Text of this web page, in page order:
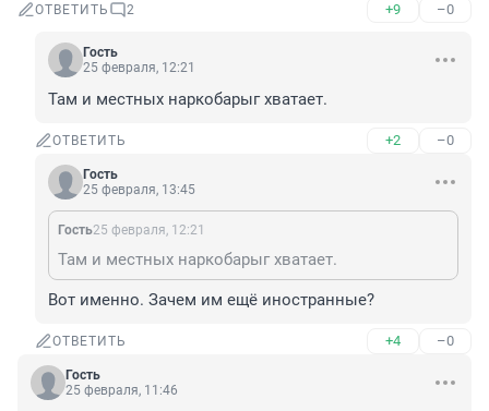
ОТВЕТИТЬ 2 +9 –0
Гость
25 февраля, 12:21
Там и местных наркобарыг хватает.
ОТВЕТИТЬ +2 –0
Гость
25 февраля, 13:45
Гость25 февраля, 12:21
Там и местных наркобарыг хватает.
Вот именно. Зачем им ещё иностранные?
ОТВЕТИТЬ +4 –0
Гость
25 февраля, 11:46